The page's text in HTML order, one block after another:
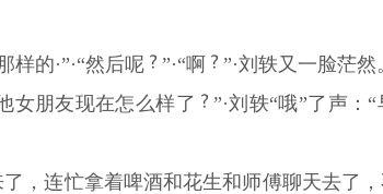
样的·”·“然后呢 ”·“啊
”·刘轶又一脸茫然
女朋友现在怎么样了
”·刘轶“哦”了声：
，连忙拿着啤酒和花生和师傅聊天去了